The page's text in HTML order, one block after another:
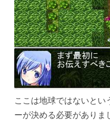
ここは地球ではないとい
ーが決める必要がありま